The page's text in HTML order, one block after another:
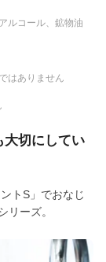
ルコール、鉱物油
はありません
大切にしてい
トS」でおなじ
リーズ。